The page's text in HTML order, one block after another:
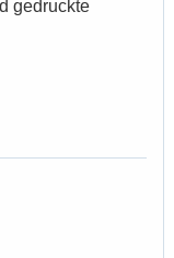
gedruckte